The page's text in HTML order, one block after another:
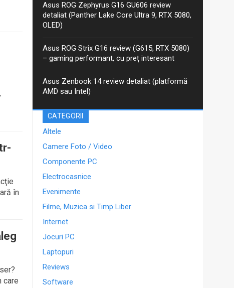
în
care
Asus ROG Zephyrus G16 GU606 review
detaliat (Panther Lake Core Ultra 9, RTX 5080,
OLED)
Asus ROG Strix G16 review (G615, RTX 5080)
– gaming performant, cu preț interesant
Asus Zenbook 14 review detaliat (platformă
AMD sau Intel)
CATEGORII
Altele
Camere Foto / Video
Componente PC
Electrocasnice
Evenimente
Filme, Muzica si Timp Liber
Internet
Jocuri PC
Laptopuri
Reviews
Software